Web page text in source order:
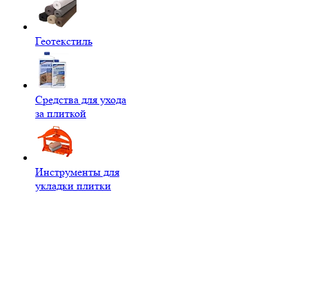
Геотекстиль
Средства для ухода
за плиткой
Инструменты для
укладки плитки